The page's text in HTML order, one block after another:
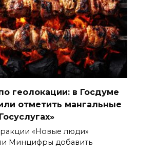
геолокации: в Госдуме
отметить мангальные
«Новые люди»
Минцифры добавить